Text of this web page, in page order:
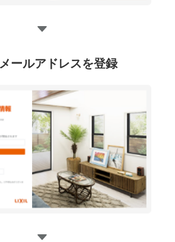
メールアドレスを登録